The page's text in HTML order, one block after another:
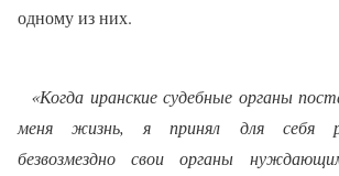
одному из них.
«Когда иранские судебные органы
меня жизнь, я принял для себя
безвозмездно свои органы